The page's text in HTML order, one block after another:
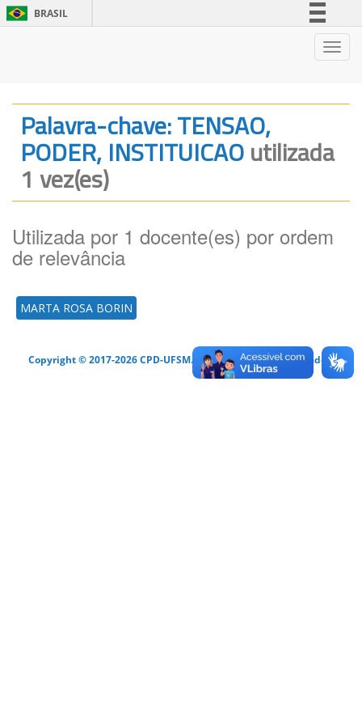
BRASIL
Legislação
Canais
Palavra-chave: TENSAO,
PODER, INSTITUICAOutilizada
1 vez(es)
Utilizada por 1 docente(es) por ordem
de relevância
MARTA ROSA BORIN
Copyright © 2017-2026 CPD-UFSM. Todos os direitos reservados.